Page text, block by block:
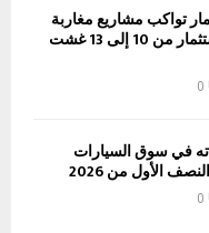
تواكب مشاريع مغاربة
العالم خلال أسبوع الاستثمار من 10 إلى 13 غشت
0
في سوق السيارات
الأول من 2026
0